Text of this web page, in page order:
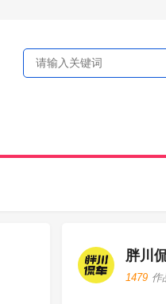
胖川
1479 作